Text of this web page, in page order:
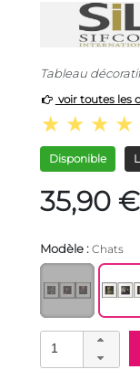
Tableau
voir toutes les
Disponible
35,90 €
Modèle : Chats